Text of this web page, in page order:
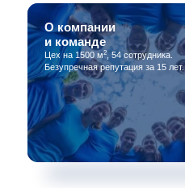
О компании
и команде
Цех на 1500 м2, 54 сотрудника.
Безупречная репутация за 15 лет.